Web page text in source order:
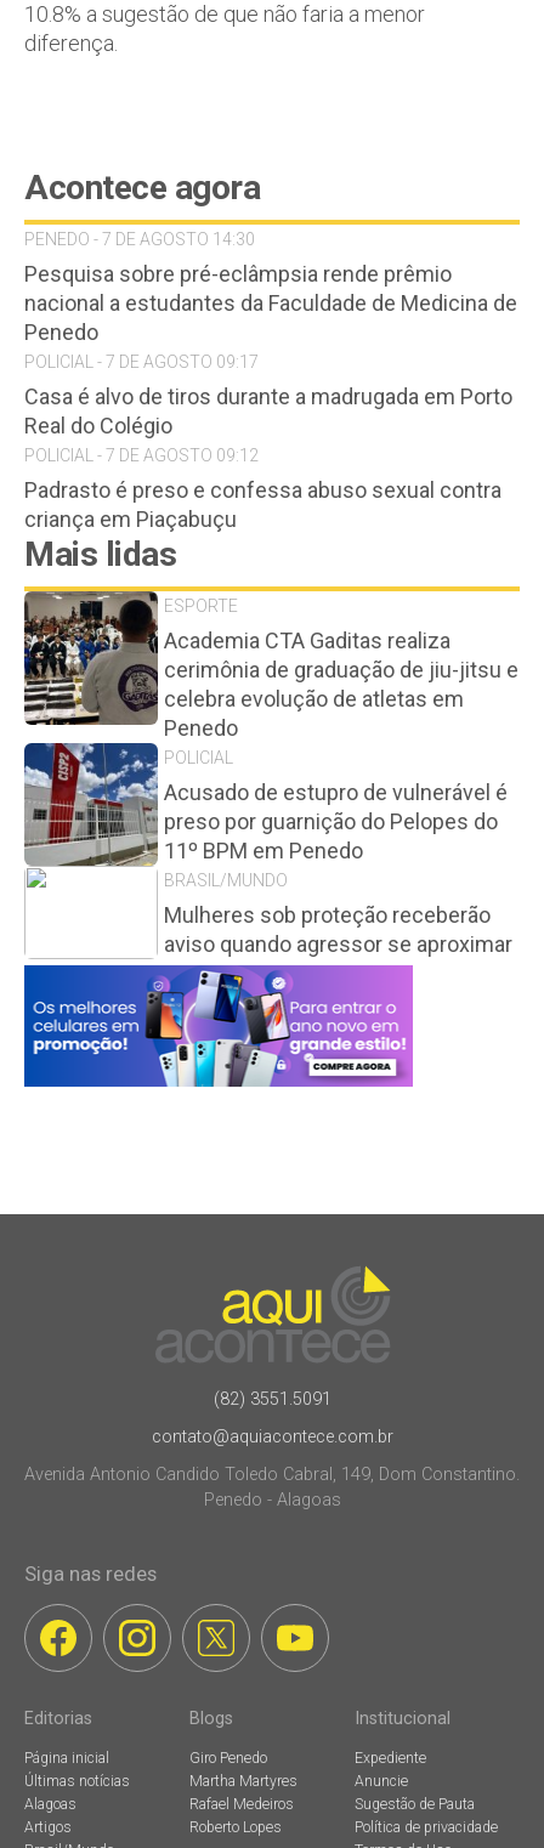
10.8% a sugestão de que não faria a menor
diferença.
Acontece agora
PENEDO - 7 DE AGOSTO 14:30
Pesquisa sobre pré-eclâmpsia rende prêmio
nacional a estudantes da Faculdade de Medicina de
Penedo
POLICIAL - 7 DE AGOSTO 09:17
Casa é alvo de tiros durante a madrugada em Porto
Real do Colégio
POLICIAL - 7 DE AGOSTO 09:12
Padrasto é preso e confessa abuso sexual contra
criança em Piaçabuçu
Mais lidas
ESPORTE
Academia CTA Gaditas realiza
cerimônia de graduação de jiu-jitsu e
celebra evolução de atletas em
Penedo
POLICIAL
Acusado de estupro de vulnerável é
preso por guarnição do Pelopes do
11º BPM em Penedo
BRASIL/MUNDO
Mulheres sob proteção receberão
aviso quando agressor se aproximar
(82) 3551.5091
contato@aquiacontece.com.br
Avenida Antonio Candido Toledo Cabral, 149, Dom Constantino.
Penedo - Alagoas
Siga nas redes
Editorias
Página inicial
Últimas notícias
Alagoas
Artigos
Blogs
Giro Penedo
Martha Martyres
Rafael Medeiros
Roberto Lopes
Institucional
Expediente
Anuncie
Sugestão de Pauta
Política de privacidade